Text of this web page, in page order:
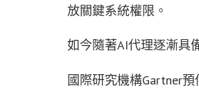
放關鍵系統權限。
如今隨著AI代理逐漸具
國際研究機構Gartner